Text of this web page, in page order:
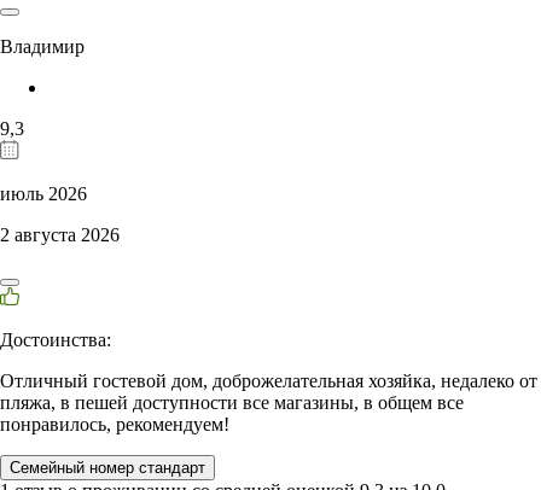
Владимир
9,3
июль 2026
2 августа 2026
Достоинства:
Отличный гостевой дом, доброжелательная хозяйка, недалеко от
пляжа, в пешей доступности все магазины, в общем все
понравилось, рекомендуем!
Семейный номер стандарт